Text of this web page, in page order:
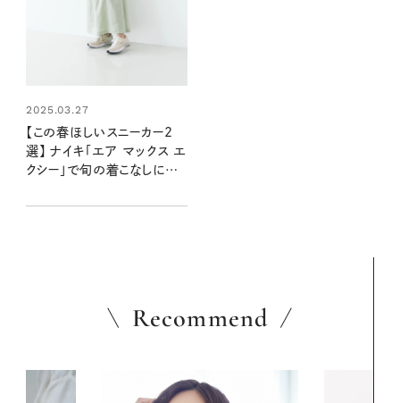
2025.03.27
【この春ほしいスニーカー2
選】 ナイキ「エア マックス エ
クシー」で旬の着こなしにア
Recommend